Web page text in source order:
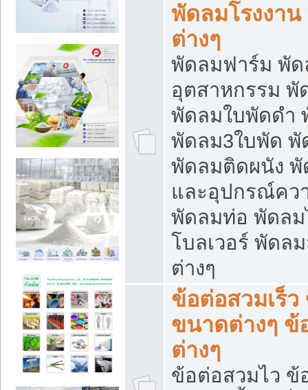
พัดลมโรงงา
ต่างๆ
พัดลมฟาร์ม พัด
อุตสาหกรรม
พัดลมใบพัดดำ
พัดลม3ใบพัด พั
พัดลมติดผนัง
และอุปกรณ์คว
พัดลมท่อ พัดลม
โบลเวอร์ พัดล
ต่างๆ
ข้อต่อสวมเร็
ขนาดต่างๆ ข้
ต่างๆ
ข้อต่อสวมไว ข้